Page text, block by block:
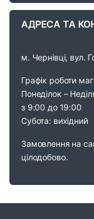
АДРЕСА ТА
м. Чернівці, вул.
Графік роботи
Понеділок –
з 9:00 до 19:00
Субота: вихідний
Замовлення на
цілодобово.